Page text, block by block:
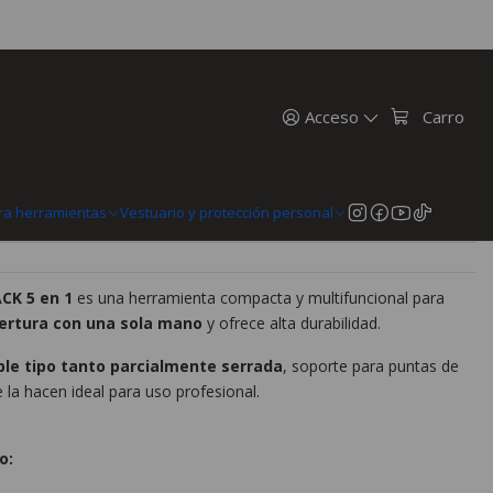
Acceso Carro
herramientas Vestuario y protección personal
Plegable Fastback 5 En 1 48-22-1540
Milwaukee Plegable Fastback 5
5 en 1 es una herramienta compacta y multifuncional para
con una sola mano y ofrece alta durabilidad.
tipo tanto parcialmente serrada, soporte para puntas de
hacen ideal para uso profesional.